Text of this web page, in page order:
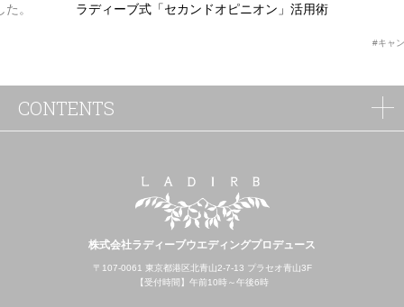
。 ラディーブ式「セカンドオピニオン」活用術
#キャ
株式会社ラディーブウエディングプロデュース
〒107-0061 東京都港区北青山2-7-13 プラセオ青山3F
【受付時間】午前10時～午後6時
CONTENTS